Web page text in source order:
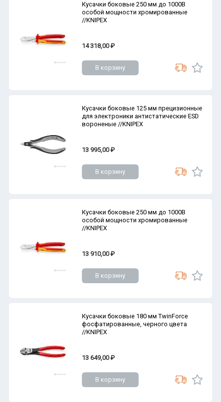
Кусачки боковые 250 мм до 1000В
особой мощности хромированные
//KNIPEX
14 318,00 ₽
В корзину
Кусачки боковые 125 мм прецизионные
для электроники антистатические ESD
вороненые //KNIPEX
13 995,00 ₽
В корзину
Кусачки боковые 250 мм до 1000В
особой мощности хромированные
//KNIPEX
13 910,00 ₽
В корзину
Кусачки боковые 180 мм TwinForce
фосфатированные, черного цвета
//KNIPEX
13 649,00 ₽
В корзину